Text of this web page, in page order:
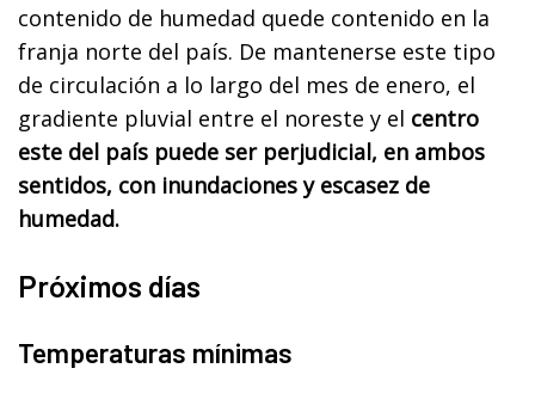
contenido de humedad quede contenido en la
franja norte del país. De mantenerse este tipo
de circulación a lo largo del mes de enero, el
gradiente pluvial entre el noreste y el centro
este del país puede ser perjudicial, en ambos
sentidos, con inundaciones y escasez de
humedad.
Próximos días
Temperaturas mínimas